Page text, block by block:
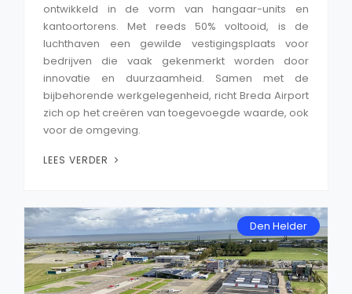
ontwikkeld in de vorm van hangaar-units en
kantoortorens. Met reeds 50% voltooid, is de
luchthaven een gewilde vestigingsplaats voor
bedrijven die vaak gekenmerkt worden door
innovatie en duurzaamheid. Samen met de
bijbehorende werkgelegenheid, richt Breda Airport
zich op het creëren van toegevoegde waarde, ook
voor de omgeving.
LEES VERDER
Den Helder